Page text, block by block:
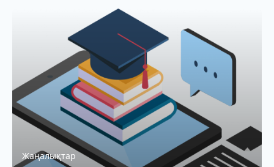
Жаңалықтар